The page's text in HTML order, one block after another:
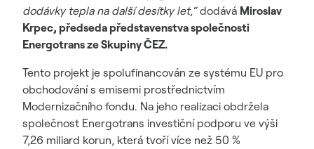
dodávky tepla na další desítky let,“dodává Miroslav
Krpec, předseda představenstva společnosti
Energotrans ze Skupiny ČEZ.
Tento projekt je spolufinancován ze systému EU pro
obchodování s emisemi prostřednictvím
Modernizačního fondu. Na jeho realizaci obdržela
společnost Energotrans investiční podporu ve výši
7,26 miliard korun, která tvoří více než 50 %